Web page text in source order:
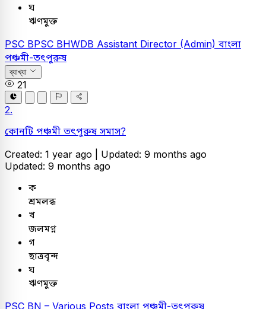
ঘ
ঋণমুক্ত
PSC BPSC BHWDB Assistant Director (Admin) বাংলা
পঞ্চমী-তৎপুরুষ
ব্যাখ্যা
21
2.
কোনটি পঞ্চমী তৎপুরুষ সমাস?
Created: 1 year ago | Updated: 9 months ago
Updated: 9 months ago
ক
শ্রমলব্ধ
খ
জলমগ্ন
গ
ছাত্রবৃন্দ
ঘ
ঋণমুক্ত
PSC BN – Various Posts বাংলা পঞ্চমী-তৎপুরুষ